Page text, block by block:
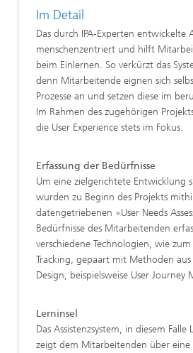
Im Detail
Das durch IPA-Experten entwickelte
menschenzentriert und hilft
beim Einlernen. So verkürzt das
denn Mitarbeitende eignen sich
Prozesse an und setzen diese im
Im Rahmen des zugehörigen
die User Experience stets im Fokus.
Erfassung der Bedürfnisse
Um eine zielgerichtete Entwicklung
wurden zu Beginn des Projekts
datengetriebenen »User Needs
Bedürfnisse des Mitarbeitenden
verschiedene Technologien, wie zum
Tracking, gepaart mit Methoden aus
Design, beispielsweise User Journey
Lerninsel
Das Assistenzsystem, in diesem
zeigt dem Mitarbeitenden über eine